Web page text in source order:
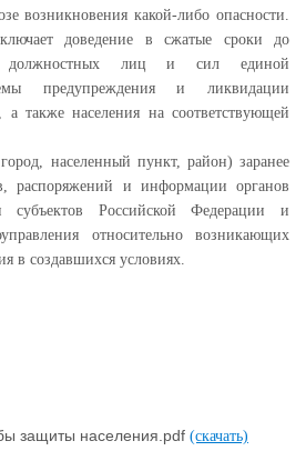
возникновения какой-либо опасности.
доведение в сжатые сроки до
должностных лиц и сил единой
предупреждения и ликвидации
а также населения на соответствующей
населенный пункт, район) заранее
распоряжений и информации органов
субъектов Российской Федерации и
относительно возникающих
в создавшихся условиях.
защиты населения.pdf (скачать)